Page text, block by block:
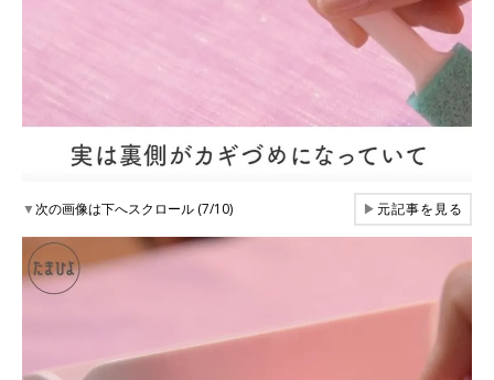
▼次の画像は下へスクロール (7/10) ▶元記事を見る